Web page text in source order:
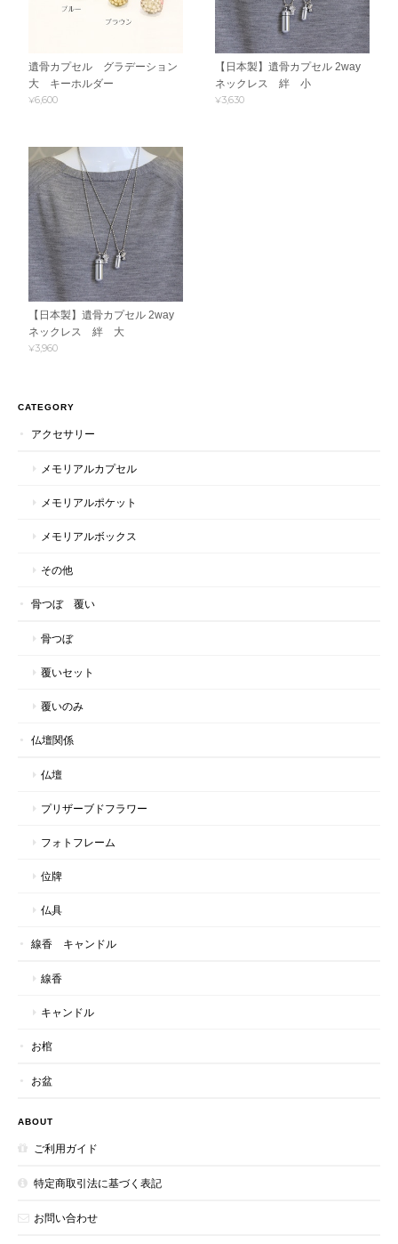
遺骨カプセル グラデーション
大 キーホルダー
¥6,600
【日本製】遺骨カプセル 2way
ネックレス 絆 小
¥3,630
【日本製】遺骨カプセル 2way
ネックレス 絆 大
¥3,960
CATEGORY
アクセサリー
メモリアルカプセル
メモリアルポケット
メモリアルボックス
その他
骨つぼ 覆い
骨つぼ
覆いセット
覆いのみ
仏壇関係
仏壇
プリザーブドフラワー
フォトフレーム
位牌
仏具
線香 キャンドル
線香
キャンドル
お棺
お盆
ABOUT
ご利用ガイド
特定商取引法に基づく表記
お問い合わせ